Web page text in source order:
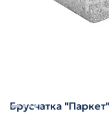
Брусчатка